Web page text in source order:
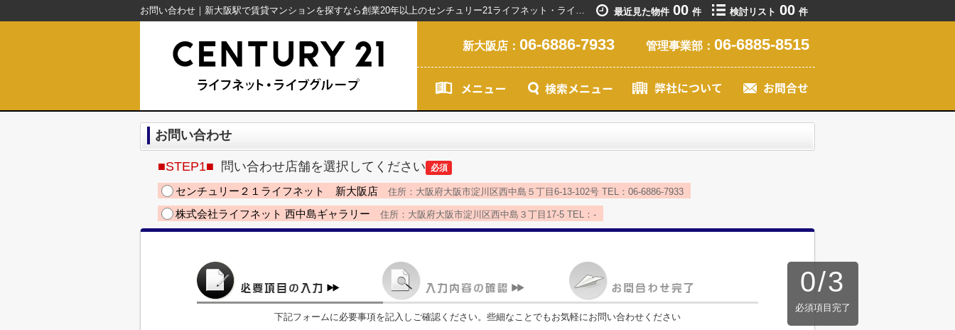
お問い合わせ｜新大阪駅で賃貸マンションを探すなら創業20年以上のセンチュリー21ライフネット・ライブグループ 最近見た物件 00 件 検討リスト 00 件
新大阪店： 06-6886-7933 管理事業部： 06-6885-8515
お問い合わせ
■STEP1■ 問い合わせ店舗を選択してください 必須
センチュリー２１ライフネット 新大阪店 住所：大阪府大阪市淀川区西中島５丁目6-13-102号 TEL：06-6886-7933
株式会社ライフネット 西中島ギャラリー 住所：大阪府大阪市淀川区西中島３丁目17-5 TEL：-
0/3
必須項目完了
下記フォームに必要事項を記入しご確認ください。些細なことでもお気軽にお問い合わせください